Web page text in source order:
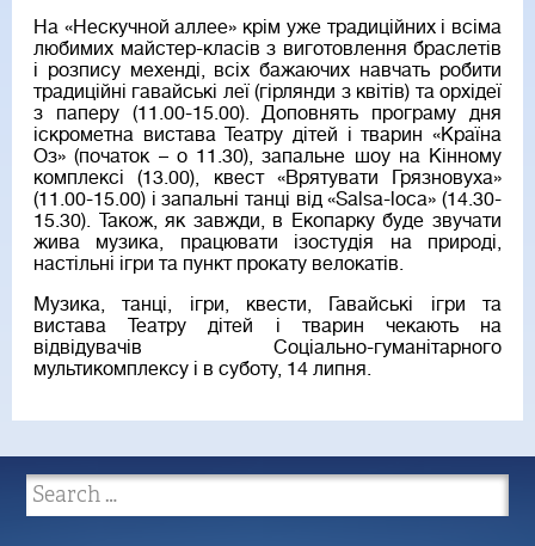
На «Нескучной аллее» крім уже традиційних і всіма
любимих майстер-класів з виготовлення браслетів
і розпису мехенді, всіх бажаючих навчать робити
традиційні гавайські леї (гірлянди з квітів) та орхідеї
з паперу (11.00-15.00). Доповнять програму дня
іскрометна вистава Театру дітей і тварин «Країна
Оз» (початок – о 11.30), запальне шоу на Кінному
комплексі (13.00), квест «Врятувати Грязновуха»
(11.00-15.00) і запальні танці від «Salsa-loca» (14.30-
15.30). Також, як завжди, в Екопарку буде звучати
жива музика, працювати ізостудія на природі,
настільні ігри та пункт прокату велокатів.
Музика, танці, ігри, квести, Гавайські ігри та
вистава Театру дітей і тварин чекають на
відвідувачів Соціально-гуманітарного
мультикомплексу і в суботу, 14 липня.